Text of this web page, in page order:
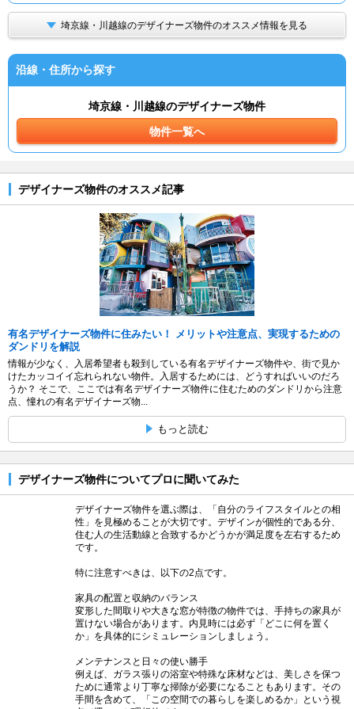
埼京線・川越線のデザイナーズ物件のオススメ情報を見る
沿線・住所から探す
埼京線・川越線のデザイナーズ物件
物件一覧へ
デザイナーズ物件のオススメ記事
有名デザイナーズ物件に住みたい！ メリットや注意点、実現するための
ダンドリを解説
情報が少なく、入居希望者も殺到している有名デザイナーズ物件や、街で見か
けたカッコイイ忘れられない物件。入居するためには、どうすればいいのだろ
うか？ そこで、ここでは有名デザイナーズ物件に住むためのダンドリから注意
点、憧れの有名デザイナーズ物...
もっと読む
デザイナーズ物件についてプロに聞いてみた
デザイナーズ物件を選ぶ際は、「自分のライフスタイルとの相
性」を見極めることが大切です。デザインが個性的である分、
住む人の生活動線と合致するかどうかが満足度を左右するため
です。
特に注意すべきは、以下の2点です。
家具の配置と収納のバランス
変形した間取りや大きな窓が特徴の物件では、手持ちの家具が
置けない場合があります。内見時には必ず「どこに何を置く
か」を具体的にシミュレーションしましょう。
メンテナンスと日々の使い勝手
例えば、ガラス張りの浴室や特殊な床材などは、美しさを保つ
ために通常より丁寧な掃除が必要になることもあります。その
手間を含めて、「この空間での暮らしを楽しめるか」という視